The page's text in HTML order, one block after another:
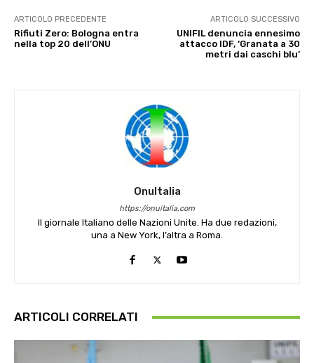
ARTICOLO PRECEDENTE
Rifiuti Zero: Bologna entra
nella top 20 dell’ONU
ARTICOLO SUCCESSIVO
UNIFIL denuncia ennesimo
attacco IDF, ‘Granata a 30
metri dai caschi blu’
OnuItalia
https://onuitalia.com
Il giornale Italiano delle Nazioni Unite. Ha due redazioni,
una a New York, l’altra a Roma.
ARTICOLI CORRELATI